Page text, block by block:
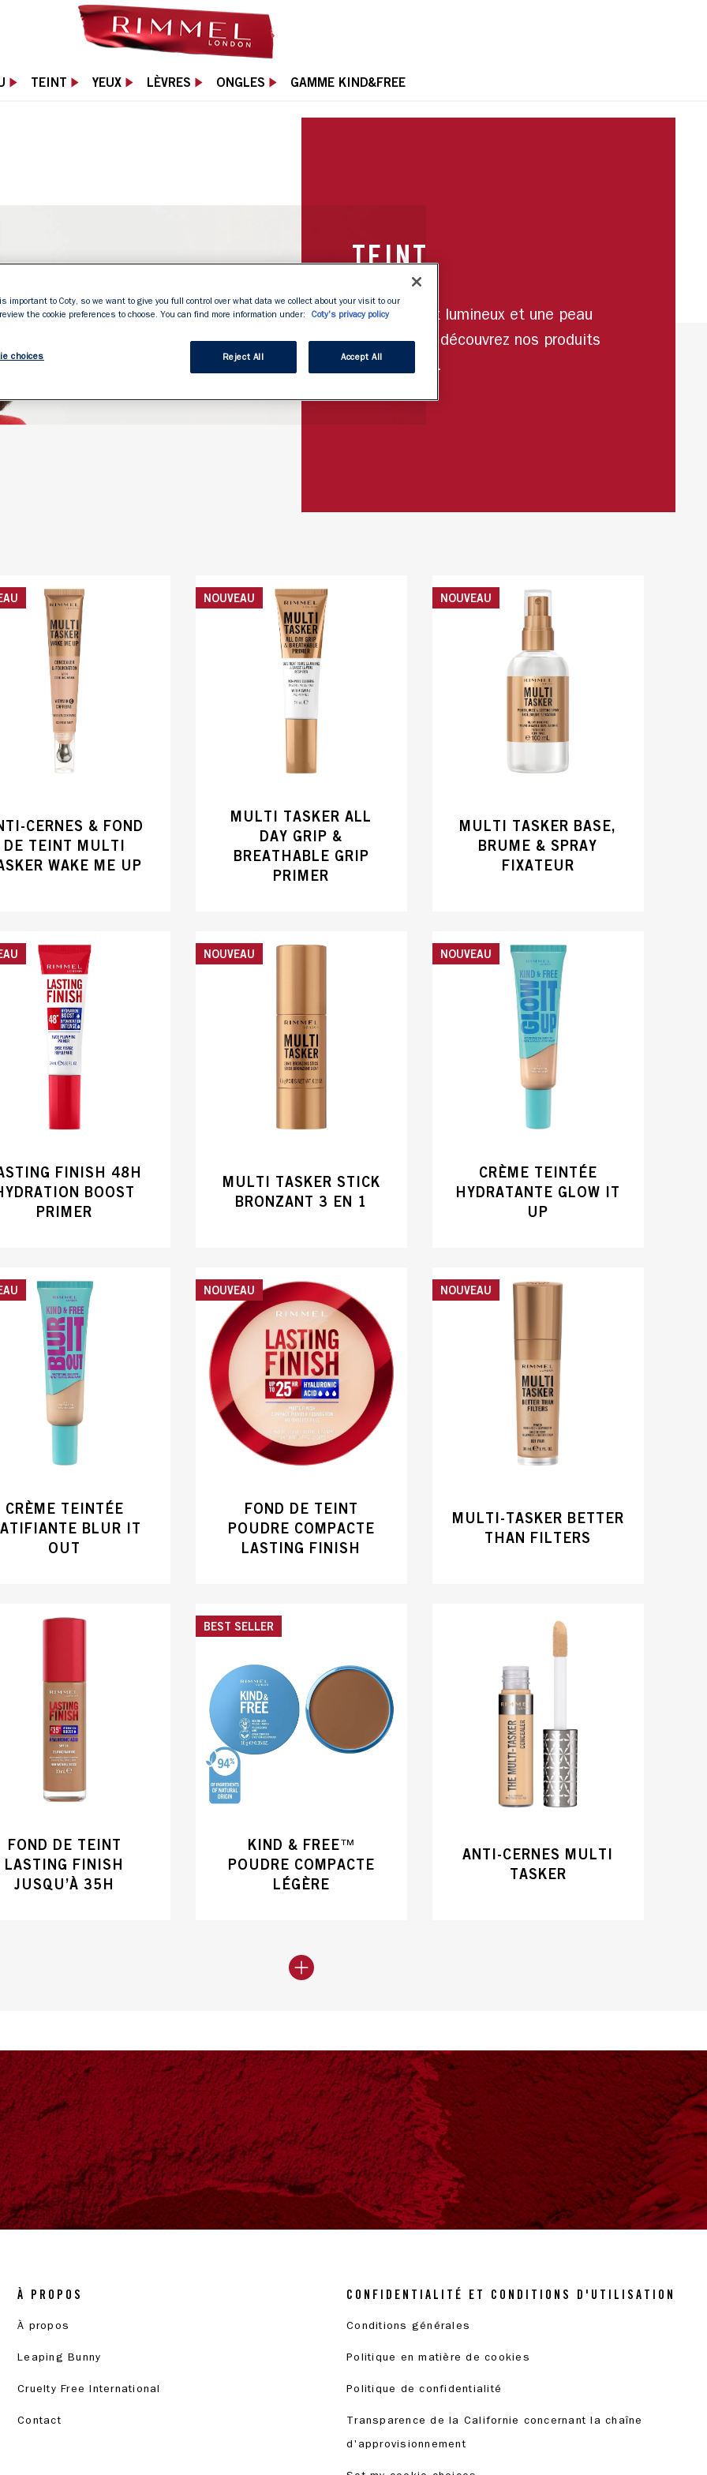
TEINT YEUX LÈVRES ONGLES GAMME KIND&FREE
TEINT
Pour un teint lumineux et une peau
zéro défaut, découvrez nos produits
pour le teint.
CERNES & FOND
DE TEINT MULTI
WAKE ME UP
MULTI TASKER ALL
DAY GRIP &
BREATHABLE GRIP
PRIMER
NOUVEAU
MULTI TASKER BASE,
BRUME & SPRAY
FIXATEUR
NOUVEAU
FINISH 48H
BOOST
PRIMER
MULTI TASKER STICK
BRONZANT 3 EN 1
NOUVEAU
CRÈME TEINTÉE
HYDRATANTE GLOW IT
UP
NOUVEAU
CRÈME TEINTÉE
BLUR IT
OUT
FOND DE TEINT
POUDRE COMPACTE
LASTING FINISH
NOUVEAU
MULTI-TASKER BETTER
THAN FILTERS
NOUVEAU
FOND DE TEINT
LASTING FINISH
JUSQU’À 35H
KIND & FREE™
POUDRE COMPACTE
LÉGÈRE
BEST SELLER
ANTI-CERNES MULTI
TASKER
À PROPOS
À propos
Leaping Bunny
Cruelty Free International
Contact
CONFIDENTIALITÉ ET CONDITIONS D'UTILISATION
Conditions générales
Politique en matière de cookies
Politique de confidentialité
Transparence de la Californie concernant la chaîne
d'approvisionnement
important to Coty, so we want to give you full control over what data we collect about your visit to our
the cookie preferences to choose. You can find more information under:
Coty's privacy policy
choices Reject All Accept All